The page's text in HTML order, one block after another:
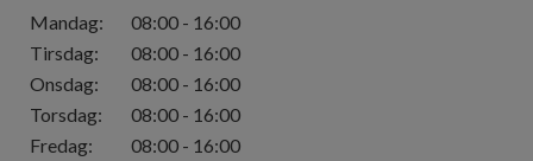
Mandag: 08:00 - 16:00
Tirsdag: 08:00 - 16:00
Onsdag: 08:00 - 16:00
Torsdag: 08:00 - 16:00
Fredag: 08:00 - 16:00